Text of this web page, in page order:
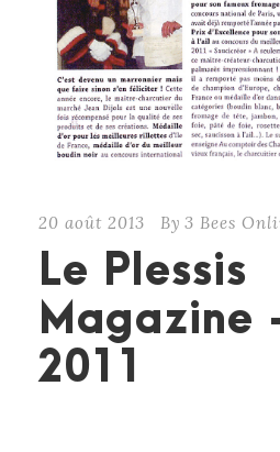
20 août 2013 By 3 Bees
Le Plessis
Magazine
2011